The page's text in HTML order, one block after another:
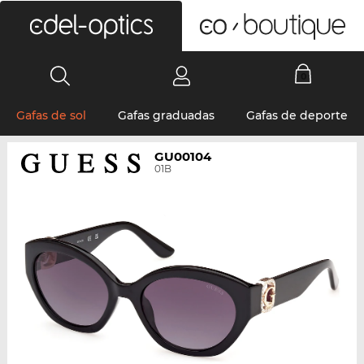
Gafas de sol Gafas graduadas Gafas de deporte
GU00104
01B